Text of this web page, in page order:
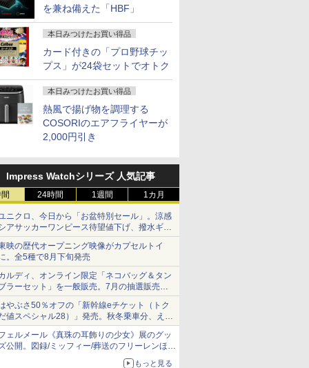
を兼ね備えた「HBF」
本日みつけたお買い得品
カード付きの「プロ野球チッ
プス」が24袋セットでオトク
本日みつけたお買い得品
熱風で揚げ物を調理する
COSORIのエアフライヤーが
2,000円引き
Impress Watchシリーズ 人気記事
24時間 1週間 1カ月
ニクロ、今日から「お盆特別セール」。涼感
アサッカーワンピース待望値下げ、撥水ギア
ョーツは1990円に
映の歴代オープニング映像がカプセルトイ
。全5種で8月下旬発売
ルディ、オンライン限定「ネコバッグ＆タン
ラーセット」を一般販売。7月の抽選販売の
選無効分
やぶさ50％オフの「新幹線eチケット（トク
値スペシャル28）」発売。秋冬乗車分、えき
っと限定
ェルメール《真珠の耳飾りの少女》展のグッ
公開。図録/ミッフィー/葬送のフリーレンほ
もっと見る